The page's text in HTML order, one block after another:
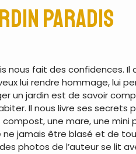
paradis
nous fait des confidences. Il
lui rendre hommage, lui
un jardin est de savoir
Il nous livre ses
une mare, une
jamais être blasé et de
photos de l’auteur se lit